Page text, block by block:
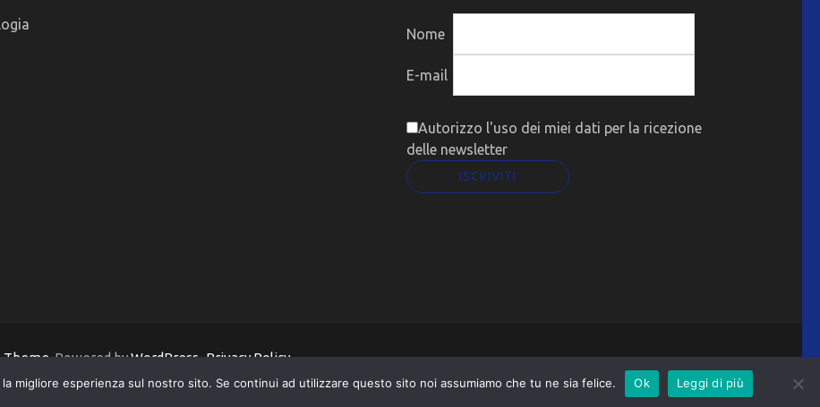
Nome
E-mail
Autorizzo l'uso dei miei dati per la ricezione
delle newsletter
Theme. Powered byWordPress. Privacy Policy
migliore esperienza sul nostro sito. Se continui ad utilizzare questo sito noi assumiamo che tu ne sia felice. Ok Leggi di più